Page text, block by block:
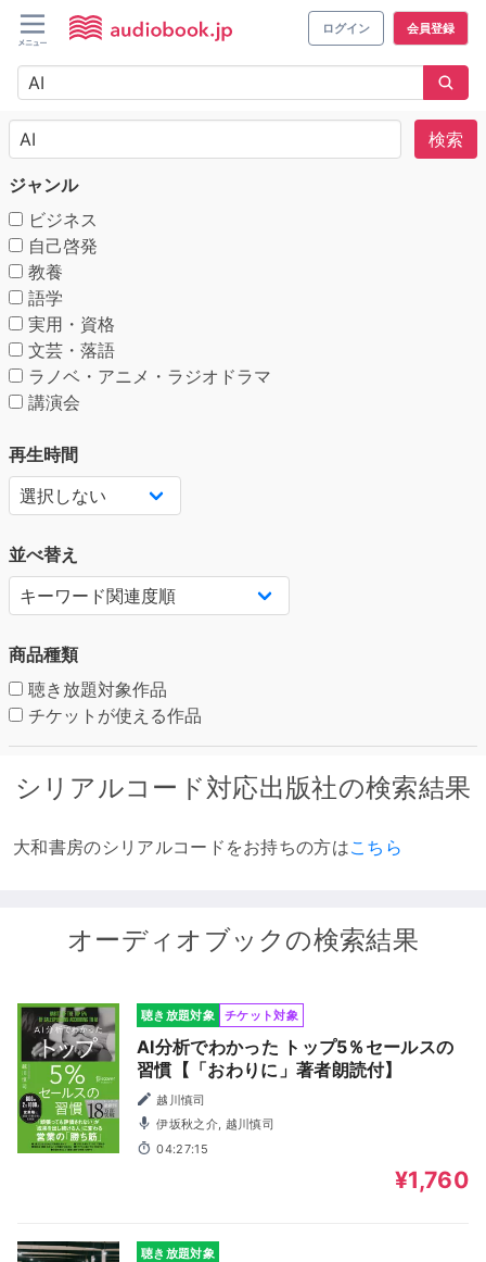
ログイン 会員登録
検索
ジャンル
ビジネス
自己啓発
教養
語学
実用・資格
文芸・落語
ラノベ・アニメ・ラジオドラマ
講演会
再生時間
並べ替え
商品種類
聴き放題対象作品
チケットが使える作品
シリアルコード対応出版社の検索結果
大和書房のシリアルコードをお持ちの方はこちら
オーディオブックの検索結果
聴き放題対象 チケット対象
AI分析でわかった トップ5％セールスの
習慣【「おわりに」著者朗読付】
越川慎司
伊坂秋之介, 越川慎司
04:27:15
¥1,760
聴き放題対象